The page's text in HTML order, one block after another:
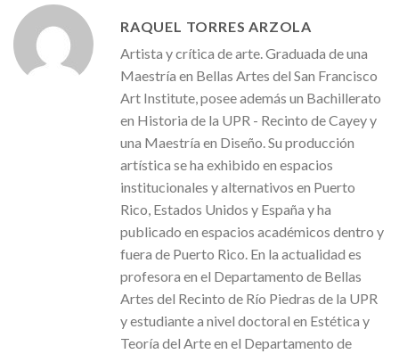
RAQUEL TORRES ARZOLA
Artista y crítica de arte. Graduada de una
Maestría en Bellas Artes del San Francisco
Art Institute, posee además un Bachillerato
en Historia de la UPR - Recinto de Cayey y
una Maestría en Diseño. Su producción
artística se ha exhibido en espacios
institucionales y alternativos en Puerto
Rico, Estados Unidos y España y ha
publicado en espacios académicos dentro y
fuera de Puerto Rico. En la actualidad es
profesora en el Departamento de Bellas
Artes del Recinto de Río Piedras de la UPR
y estudiante a nivel doctoral en Estética y
Teoría del Arte en el Departamento de